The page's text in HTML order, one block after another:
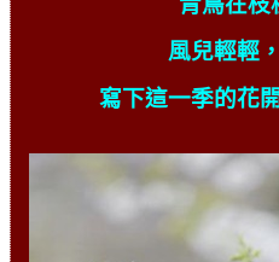
風兒輕輕
寫下這一季的花